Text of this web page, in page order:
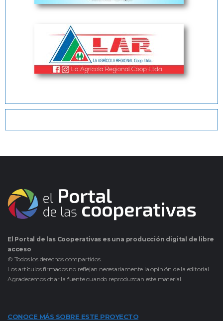
El Portal de las Cooperativas es una producción digital de libre
acceso
© Todos los derechos compartidos.
Los artículos firmados no reflejan necesariamente la opinión de la editorial.
Agradecemos citar la fuente cuando reproduzcan este material.
CONOCE MÁS SOBRE ESTE PROYECTO